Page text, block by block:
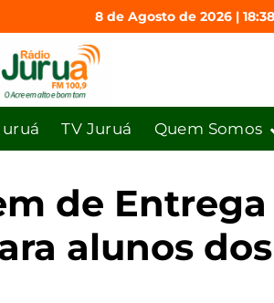
8 de Agosto de 2026 |
TV Juruá Quem Somos
de
alunos dos